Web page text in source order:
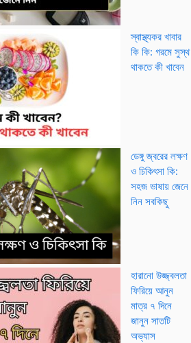
স্বাস্থ্যকর খাবার
কি কি: গরমে সুস্থ
থাকতে কী খাবেন
ডেঙ্গু জ্বরের লক্ষণ
ও চিকিৎসা কি:
সহজ ভাষায় জেনে
নিন সবকিছু
হারানো উজ্জ্বলতা
ফিরিয়ে আনুন
মাত্র ৭ দিনে
জানুন সাতটি
অভ্যাস